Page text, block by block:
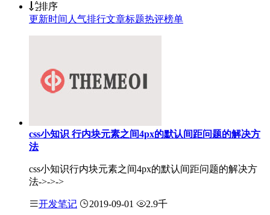
排序
更新时间 人气排行文章标题热评榜单
css小知识 行内块元素之间4px的默认间距问题的解决方
法
css小知识行内块元素之间4px的默认间距问题的解决方
法->->->
开发笔记 2019-09-01 2.9千